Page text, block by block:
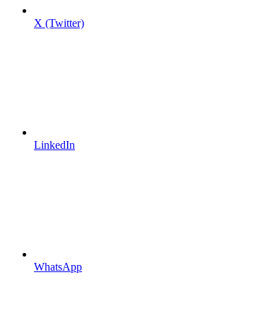
X (Twitter)
LinkedIn
WhatsApp